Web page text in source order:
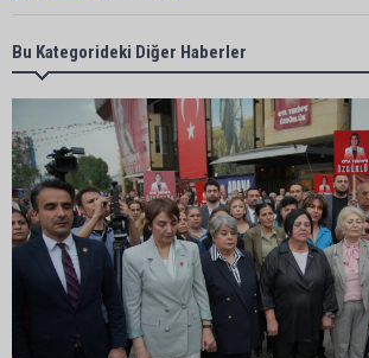
Başkan Ali Bedrettin
duyarlılık çağrısı
MHP Adana İl Başkanı
“Liderimize dil uzatmak
Adanalı 13 yaşındaki Ela
kaybetti
Bu Kategorideki Diğer Haberler